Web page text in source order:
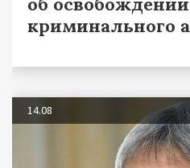
криминального
14.08